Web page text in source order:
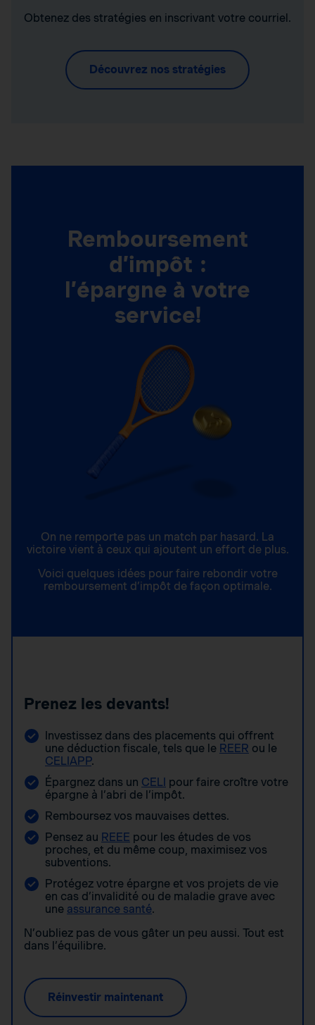
Obtenez des stratégies en inscrivant votre courriel.
Découvrez nos stratégies
Remboursement
d’impôt :
l’épargne à votre
service!
On ne remporte pas un match par hasard. La
victoire vient à ceux qui ajoutent un effort de plus.
Voici quelques idées pour faire rebondir votre
remboursement d’impôt de façon optimale.
Prenez les devants!
Investissez dans des placements qui offrent
une déduction fiscale, tels que le REER ou le
CELIAPP.
Épargnez dans un CELI pour faire croître votre
épargne à l’abri de l’impôt.
Remboursez vos mauvaises dettes.
Pensez au REEE pour les études de vos
proches, et du même coup, maximisez vos
subventions.
Protégez votre épargne et vos projets de vie
en cas d’invalidité ou de maladie grave avec
une assurance santé.
N’oubliez pas de vous gâter un peu aussi. Tout est
dans l’équilibre.
Réinvestir maintenant